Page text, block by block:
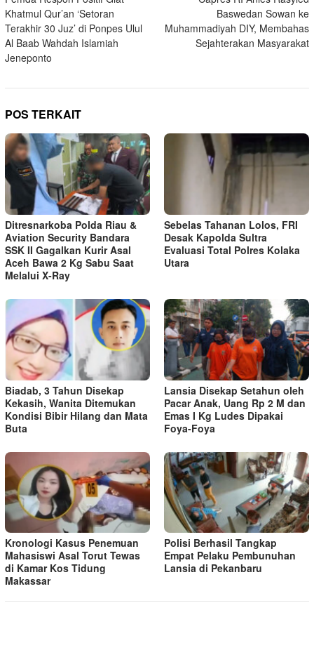
pos
Khatmul Qur’an ‘Setoran
Terakhir 30 Juz’ di Ponpes Ulul
Al Baab Wahdah Islamiah
Jeneponto
Baswedan Sowan ke
Muhammadiyah DIY, Membahas
Sejahterakan Masyarakat
POS TERKAIT
Ditresnarkoba Polda Riau &
Aviation Security Bandara
SSK II Gagalkan Kurir Asal
Aceh Bawa 2 Kg Sabu Saat
Melalui X-Ray
Sebelas Tahanan Lolos, FRI
Desak Kapolda Sultra
Evaluasi Total Polres Kolaka
Utara
Biadab, 3 Tahun Disekap
Kekasih, Wanita Ditemukan
Kondisi Bibir Hilang dan Mata
Buta
Lansia Disekap Setahun oleh
Pacar Anak, Uang Rp 2 M dan
Emas I Kg Ludes Dipakai
Foya-Foya
Kronologi Kasus Penemuan
Mahasiswi Asal Torut Tewas
di Kamar Kos Tidung
Makassar
Polisi Berhasil Tangkap
Empat Pelaku Pembunuhan
Lansia di Pekanbaru